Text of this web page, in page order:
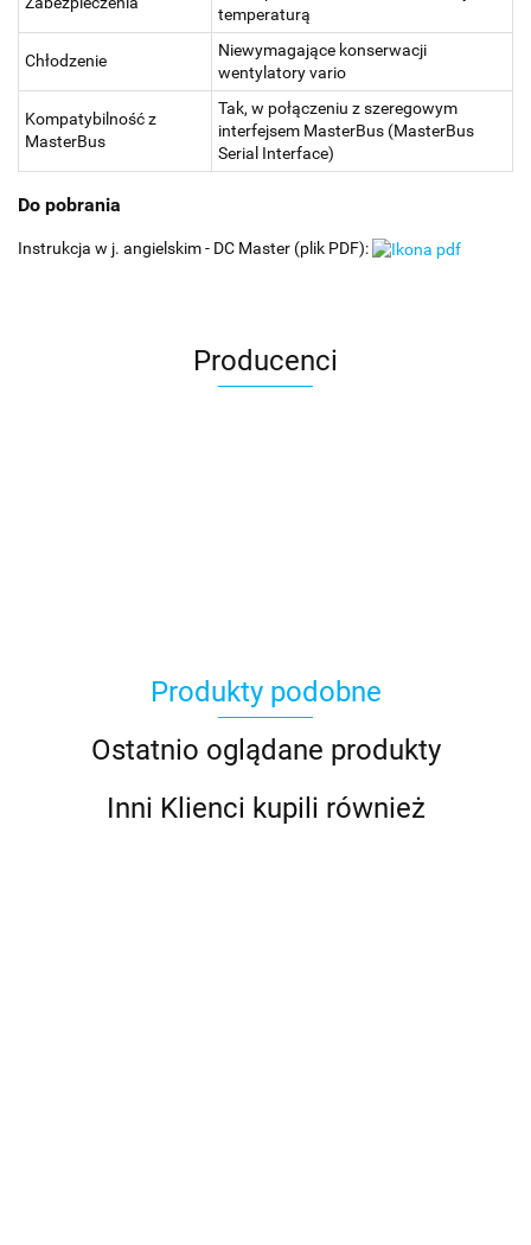
temperaturą
Chłodzenie
Niewymagające konserwacji
wentylatory vario
Kompatybilność z
MasterBus
Tak, w połączeniu z szeregowym
interfejsem MasterBus (MasterBus
Serial Interface)
Do pobrania
Instrukcja w j. angielskim - DC Master (plik PDF):
Producenci
Produkty podobne
Ostatnio oglądane produkty
Inni Klienci kupili również